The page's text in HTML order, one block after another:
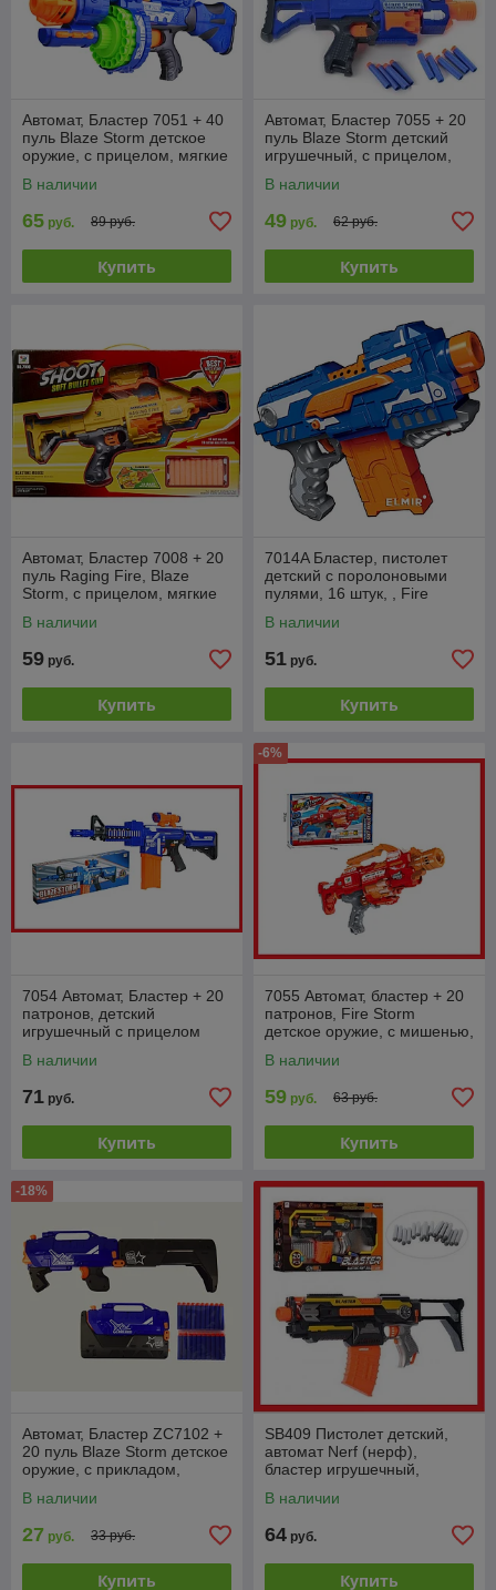
Автомат, Бластер 7051 + 40
пуль Blaze Storm детское
оружие, с прицелом, мягкие
В наличии
65 руб. 89 руб.
Купить
Автомат, Бластер 7055 + 20
пуль Blaze Storm детский
игрушечный, с прицелом,
(Нерф)
В наличии
49 руб. 62 руб.
Купить
Автомат, Бластер 7008 + 20
пуль Raging Fire, Blaze
Storm, с прицелом, мягкие
В наличии
59 руб.
Купить
7014A Бластер, пистолет
детский с поролоновыми
пулями, 16 штук, , Fire
В наличии
51 руб.
Купить
7054 Автомат, Бластер + 20
патронов, детский
игрушечный с прицелом
батарейках
В наличии
71 руб.
Купить
-6%
7055 Автомат, бластер + 20
патронов, Fire Storm
детское оружие, с мишенью,
пулемет
В наличии
59 руб. 63 руб.
Купить
-18%
Автомат, Бластер ZC7102 +
20 пуль Blaze Storm детское
оружие, с прикладом,
(Нерф)
В наличии
27 руб. 33 руб.
Купить
SB409 Пистолет детский,
автомат Nerf (нерф),
бластер игрушечный,
В наличии
64 руб.
Купить